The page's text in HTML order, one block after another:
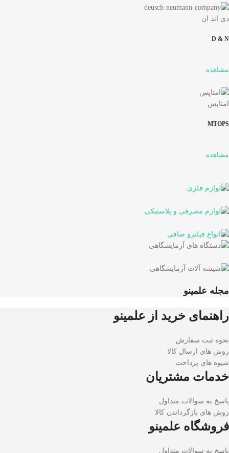
دی اند ان
D & N
مشاهده
امتاپس
MTOPS
مشاهده
مجله علمینو
راهنمای خرید از علمینو
نحوه ثبت سفارش
روش های ارسال کالا
شیوه های پرداخت
خدمات مشتریان
پاسخ به سوالات متداول
روش های بازگرداندن کالا
فروشگاه علمینو
پاسخ به سوالات متداول